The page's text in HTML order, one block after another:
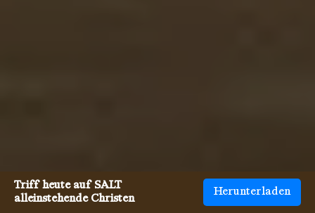
Triff heute auf SALT
alleinstehende Christen
Herunterladen